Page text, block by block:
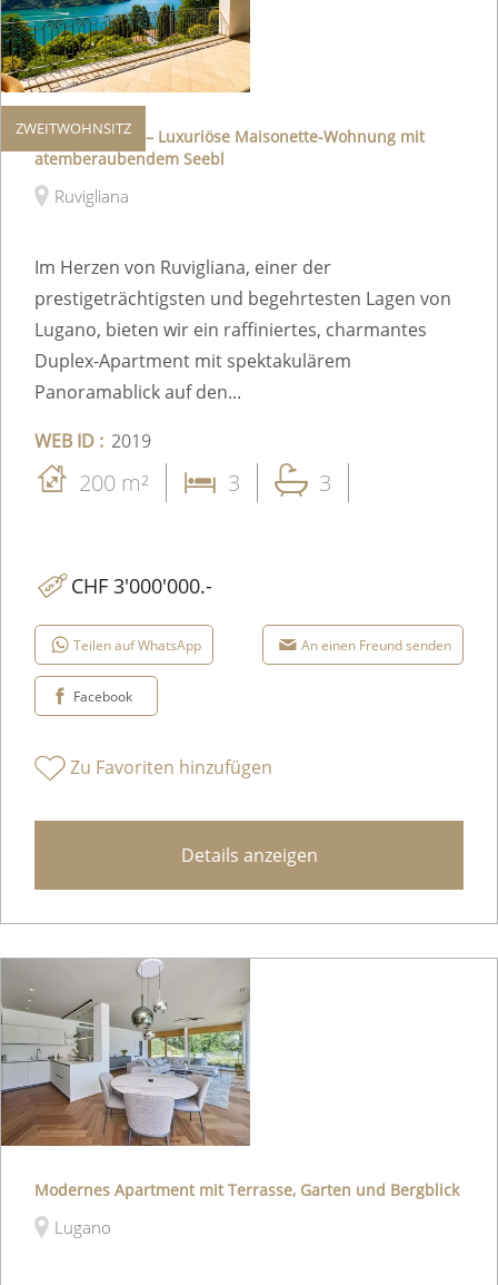
ZWEITWOHNSITZ
Zweitwohnsitz – Luxuriöse Maisonette-Wohnung mit
atemberaubendem Seebl
Ruvigliana
Im Herzen von Ruvigliana, einer der
prestigeträchtigsten und begehrtesten Lagen von
Lugano, bieten wir ein raffiniertes, charmantes
Duplex-Apartment mit spektakulärem
Panoramablick auf den...
WEB ID : 2019
200 m² 3 3
CHF 3'000'000.-
Teilen auf WhatsApp An einen Freund senden
Facebook
Zu Favoriten hinzufügen
Details anzeigen
Modernes Apartment mit Terrasse, Garten und Bergblick
Lugano